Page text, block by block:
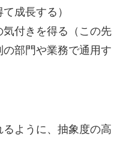
成長する）
気付きを得る（この先
部門や業務で通用す
るように、抽象度の高